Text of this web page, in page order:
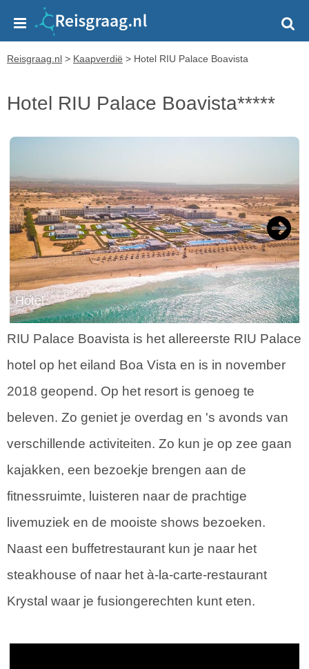
Reisgraag.nl > Kaapverdië > Hotel RIU Palace Boavista
Hotel RIU Palace Boavista*****
Hotel
Next
RIU Palace Boavista is het allereerste RIU Palace
hotel op het eiland Boa Vista en is in november
2018 geopend. Op het resort is genoeg te
beleven. Zo geniet je overdag en 's avonds van
verschillende activiteiten. Zo kun je op zee gaan
kajakken, een bezoekje brengen aan de
fitnessruimte, luisteren naar de prachtige
livemuziek en de mooiste shows bezoeken.
Naast een buffetrestaurant kun je naar het
steakhouse of naar het à-la-carte-restaurant
Krystal waar je fusiongerechten kunt eten.